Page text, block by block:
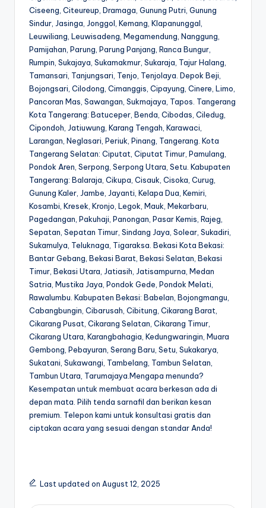
Ciseeng, Citeureup, Dramaga, Gunung Putri, Gunung
Sindur, Jasinga, Jonggol, Kemang, Klapanunggal,
Leuwiliang, Leuwisadeng, Megamendung, Nanggung,
Pamijahan, Parung, Parung Panjang, Ranca Bungur,
Rumpin, Sukajaya, Sukamakmur, Sukaraja, Tajur Halang,
Tamansari, Tanjungsari, Tenjo, Tenjolaya. Depok Beji,
Bojongsari, Cilodong, Cimanggis, Cipayung, Cinere, Limo,
Pancoran Mas, Sawangan, Sukmajaya, Tapos. Tangerang
Kota Tangerang: Batuceper, Benda, Cibodas, Ciledug,
Cipondoh, Jatiuwung, Karang Tengah, Karawaci,
Larangan, Neglasari, Periuk, Pinang, Tangerang. Kota
Tangerang Selatan: Ciputat, Ciputat Timur, Pamulang,
Pondok Aren, Serpong, Serpong Utara, Setu. Kabupaten
Tangerang: Balaraja, Cikupa, Cisauk, Cisoka, Curug,
Gunung Kaler, Jambe, Jayanti, Kelapa Dua, Kemiri,
Kosambi, Kresek, Kronjo, Legok, Mauk, Mekarbaru,
Pagedangan, Pakuhaji, Panongan, Pasar Kemis, Rajeg,
Sepatan, Sepatan Timur, Sindang Jaya, Solear, Sukadiri,
Sukamulya, Teluknaga, Tigaraksa. Bekasi Kota Bekasi:
Bantar Gebang, Bekasi Barat, Bekasi Selatan, Bekasi
Timur, Bekasi Utara, Jatiasih, Jatisampurna, Medan
Satria, Mustika Jaya, Pondok Gede, Pondok Melati,
Rawalumbu. Kabupaten Bekasi: Babelan, Bojongmangu,
Cabangbungin, Cibarusah, Cibitung, Cikarang Barat,
Cikarang Pusat, Cikarang Selatan, Cikarang Timur,
Cikarang Utara, Karangbahagia, Kedungwaringin, Muara
Gembong, Pebayuran, Serang Baru, Setu, Sukakarya,
Sukatani, Sukawangi, Tambelang, Tambun Selatan,
Tambun Utara, Tarumajaya.Mengapa menunda?
Kesempatan untuk membuat acara berkesan ada di
depan mata. Pilih tenda sarnafil dan berikan kesan
premium. Telepon kami untuk konsultasi gratis dan
ciptakan acara yang sesuai dengan standar Anda!
Last updated on August 12, 2025